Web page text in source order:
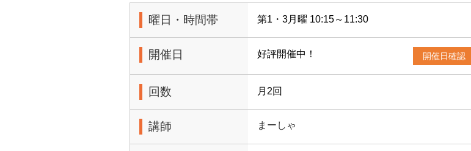
曜日・時間帯 第1・3月曜 10:15～11:30
開催日 好評開催中！ 開催日確認
回数 月2回
講師 まーしゃ